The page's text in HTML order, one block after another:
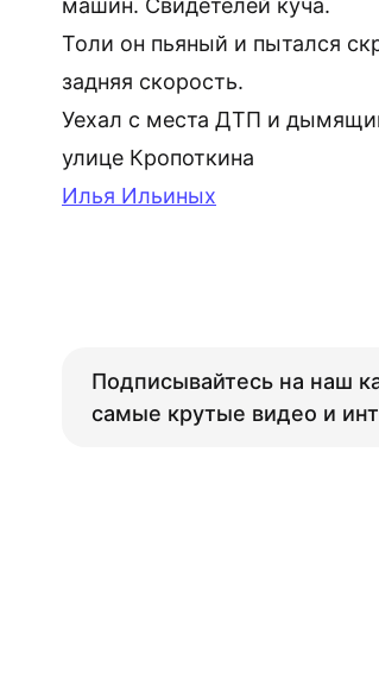
машин. Свидетелей куча.
Толи он пьяный и пытался
задняя скорость.
Уехал с места ДТП и
улице Кропоткина
Илья Ильиных
Подписывайтесь на наш
самые крутые видео и